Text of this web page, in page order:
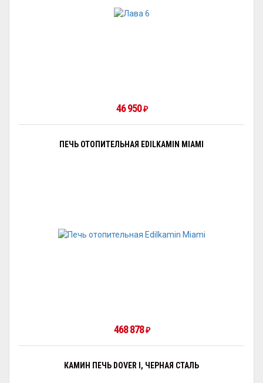
46 950₽
ПЕЧЬ ОТОПИТЕЛЬНАЯ EDILKAMIN MIAMI
468 878₽
КАМИН ПЕЧЬ DOVER I, ЧЕРНАЯ СТАЛЬ